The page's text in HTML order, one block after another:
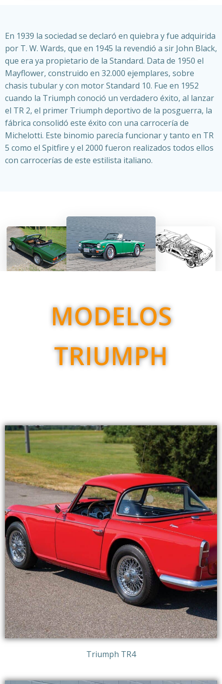
En 1939 la sociedad se declaró en quiebra y fue adquirida
por T. W. Wards, que en 1945 la revendió a sir John Black,
que era ya propietario de la Standard. Data de 1950 el
Mayflower, construido en 32.000 ejemplares, sobre
chasis tubular y con motor Standard 10. Fue en 1952
cuando la Triumph conoció un verdadero éxito, al lanzar
el TR 2, el primer Triumph deportivo de la posguerra, la
fábrica consolidó este éxito con una carrocería de
Michelotti. Este binomio parecía funcionar y tanto en TR
5 como el Spitfire y el 2000 fueron realizados todos ellos
con carrocerías de este estilista italiano.
MODELOS
TRIUMPH
Triumph TR4